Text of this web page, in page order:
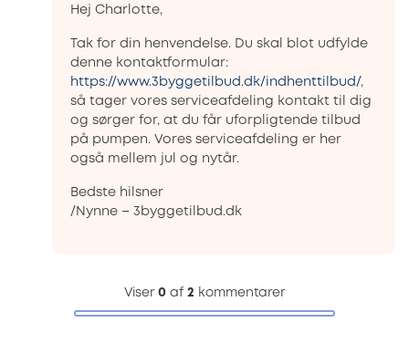
Hej Charlotte,
Tak for din henvendelse. Du skal blot udfylde
denne kontaktformular:
https://www.3byggetilbud.dk/indhenttilbud/,
så tager vores serviceafdeling kontakt til dig
og sørger for, at du får uforpligtende tilbud
på pumpen. Vores serviceafdeling er her
også mellem jul og nytår.
Bedste hilsner
/Nynne – 3byggetilbud.dk
Viser 0 af 2 kommentarer